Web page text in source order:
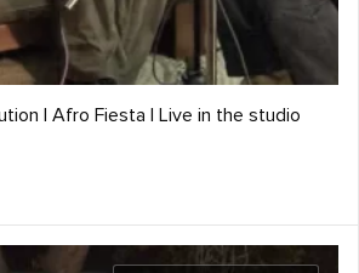
| Afro Fiesta | Live in the studio